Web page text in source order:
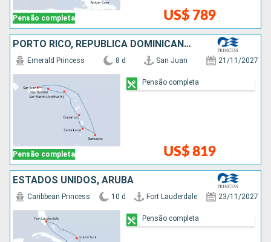
Pensão completa US$ 789
PORTO RICO, REPUBLICA DOMINICANA, SANTA LUCIA, BARBADOS
Pensão completa
Emerald Princess 8 d San Juan 21/11/2027
US$ 819
Pensão completa
ESTADOS UNIDOS, ARUBA
Caribbean Princess 10 d Fort Lauderdale 23/11/2027
Pensão completa